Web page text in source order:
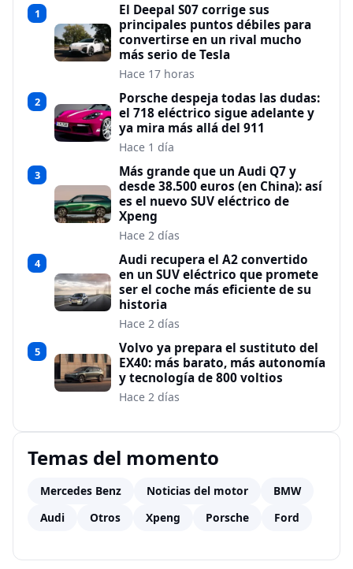
1
El Deepal S07 corrige sus
principales puntos débiles para
convertirse en un rival mucho
más serio de Tesla
Hace 17 horas
2
Porsche despeja todas las dudas:
el 718 eléctrico sigue adelante y
ya mira más allá del 911
Hace 1 día
3
Más grande que un Audi Q7 y
desde 38.500 euros (en China): así
es el nuevo SUV eléctrico de
Xpeng
Hace 2 días
4
Audi recupera el A2 convertido
en un SUV eléctrico que promete
ser el coche más eficiente de su
historia
Hace 2 días
5
Volvo ya prepara el sustituto del
EX40: más barato, más autonomía
y tecnología de 800 voltios
Hace 2 días
Temas del momento
Mercedes Benz Noticias del motor
BMW
Audi
Otros Xpeng Porsche Ford